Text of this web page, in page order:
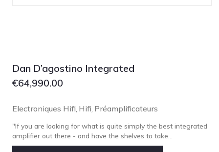
Dan D’agostino Integrated
€64,990.00
Electroniques Hifi Hifi Préamplificateurs
"If you are looking for what is quite simply the best integrated
amplifier out there - and have the shelves to take...